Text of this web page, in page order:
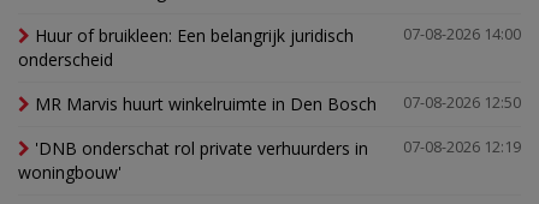
07-08-2026 14:00
Huur of bruikleen: Een belangrijk juridisch
onderscheid
07-08-2026 12:50
MR Marvis huurt winkelruimte in Den Bosch
07-08-2026 12:19
'DNB onderschat rol private verhuurders in
woningbouw'